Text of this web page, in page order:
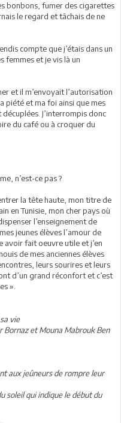
bonbons, fumer des cigarettes
le regard et tâchais de ne
compte que j’étais dans un
femmes et je vis là un
et il m’envoyait l’autorisation
piété et ma foi ainsi que mes
J’interrompis donc
du café ou à croquer du
n’est-ce pas ?
la tête haute, mon titre de
en Tunisie, mon cher pays où
l’enseignement de
jeunes élèves l’amour de
avoir fait oeuvre utile et j’en
de mes anciennes élèves
leurs sourires et leurs
d’un grand réconfort et c’est
».
vie
Bornaz et Mouna Mabrouk Ben
aux jeûneurs de rompre leur
soleil qui indique le début du